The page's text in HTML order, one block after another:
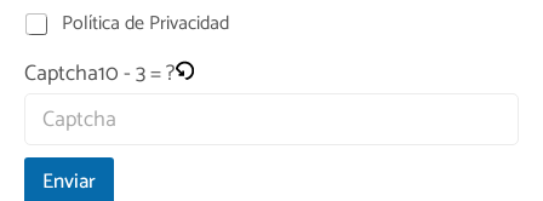
Política de Privacidad
Captcha10 - 3 = ?
Enviar